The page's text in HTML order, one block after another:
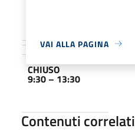
CHIUSO
9:30 – 13:30
VAI ALLA PAGINA
Contenuti correlati